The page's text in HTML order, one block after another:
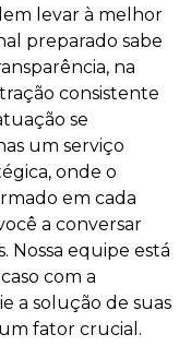
levar à melhor
preparado sabe
na
consistente
se
um serviço
onde o
em cada
a conversar
Nossa equipe está
com a
a solução de suas
fator crucial.